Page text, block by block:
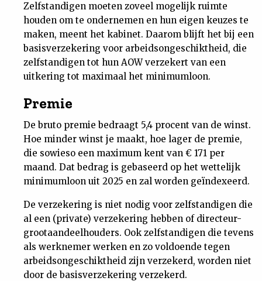
Zelfstandigen moeten zoveel mogelijk ruimte
houden om te ondernemen en hun eigen keuzes te
maken, meent het kabinet. Daarom blijft het bij een
basisverzekering voor arbeidsongeschiktheid, die
zelfstandigen tot hun AOW verzekert van een
uitkering tot maximaal het minimumloon.
Premie
De bruto premie bedraagt 5,4 procent van de winst.
Hoe minder winst je maakt, hoe lager de premie,
die sowieso een maximum kent van € 171 per
maand. Dat bedrag is gebaseerd op het wettelijk
minimumloon uit 2025 en zal worden geïndexeerd.
De verzekering is niet nodig voor zelfstandigen die
al een (private) verzekering hebben of directeur-
grootaandeelhouders. Ook zelfstandigen die tevens
als werknemer werken en zo voldoende tegen
arbeidsongeschiktheid zijn verzekerd, worden niet
door de basisverzekering verzekerd.